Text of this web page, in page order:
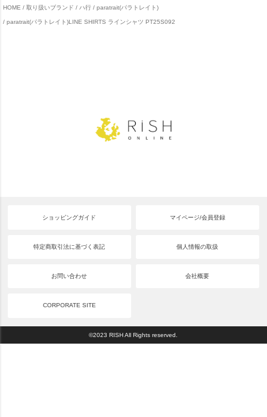
HOME 取り扱いブランド ハ行 paratrait(パラトレイト)
paratrait(パラトレイト)LINE SHIRTS ラインシャツ PT25S092
ショッピングガイド マイページ/会員登録
特定商取引法に基づく表記 個人情報の取扱
お問い合わせ 会社概要
CORPORATE SITE
©2023 RISH All Rights reserved.